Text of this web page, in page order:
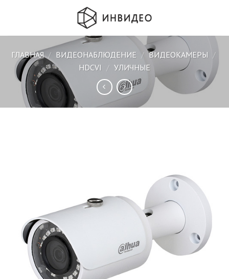
ГЛАВНАЯ / ВИДЕОНАБЛЮДЕНИЕ / ВИДЕОКАМЕРЫ /
HDCVI / УЛИЧНЫЕ